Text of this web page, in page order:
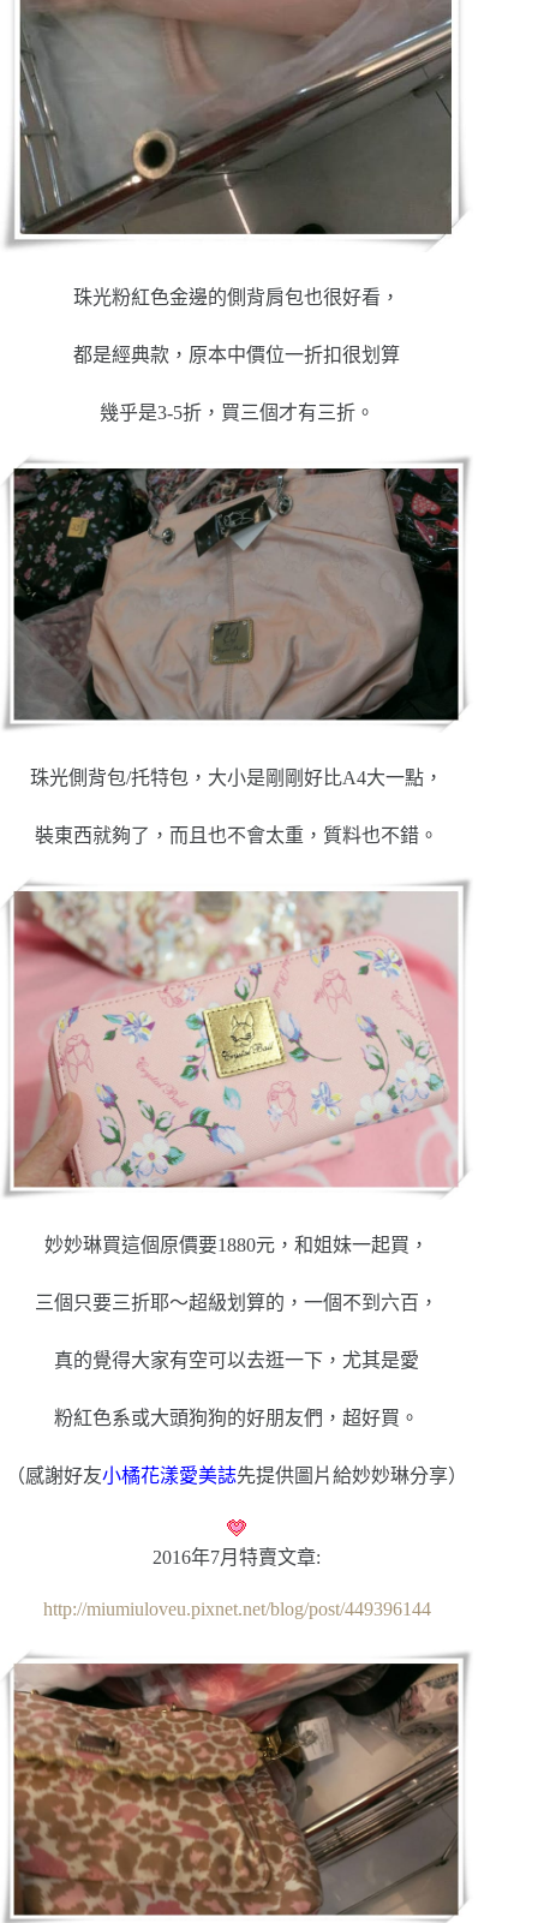
珠光粉紅色金邊的側背肩包也很好看，
都是經典款，原本中價位一折扣很划算
幾乎是3-5折，買三個才有三折。
珠光側背包/托特包，大小是剛剛好比A4大一點，
裝東西就夠了，而且也不會太重，質料也不錯。
妙妙琳買這個原價要1880元，和姐妹一起買，
三個只要三折耶～超級划算的，一個不到六百，
真的覺得大家有空可以去逛一下，尤其是愛
粉紅色系或大頭狗狗的好朋友們，超好買。
（感謝好友小橘花漾愛美誌先提供圖片給妙妙琳分享）
2016年7月特賣文章:
http://miumiuloveu.pixnet.net/blog/post/449396144